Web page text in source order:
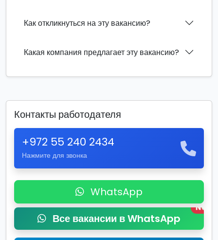
Как откликнуться на эту вакансию?
Какая компания предлагает эту вакансию?
Контакты работодателя
+972 55 240 2434
Нажмите для звонка
WhatsApp
Все вакансии в WhatsApp
New